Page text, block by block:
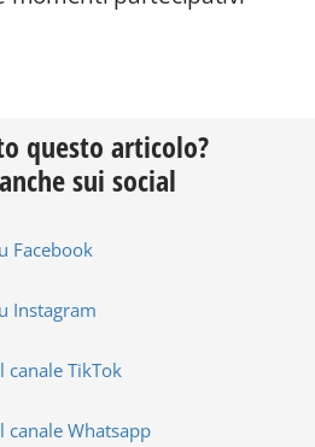
questo articolo?
sui social
Facebook
Instagram
canale TikTok
canale Whatsapp